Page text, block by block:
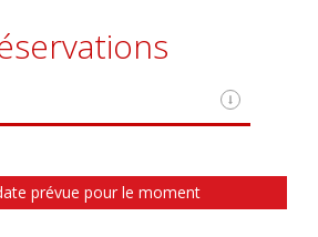
prévue pour le moment